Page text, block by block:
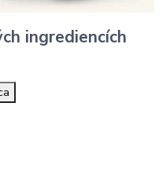
ingrediencích